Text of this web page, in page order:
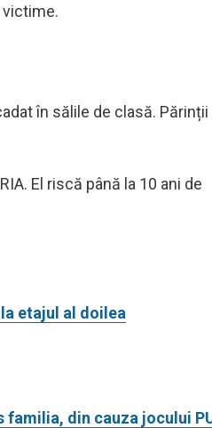
victime.
în sălile de clasă. Părinții
El riscă până la 10 ani de
etajul al doilea
din cauza jocului